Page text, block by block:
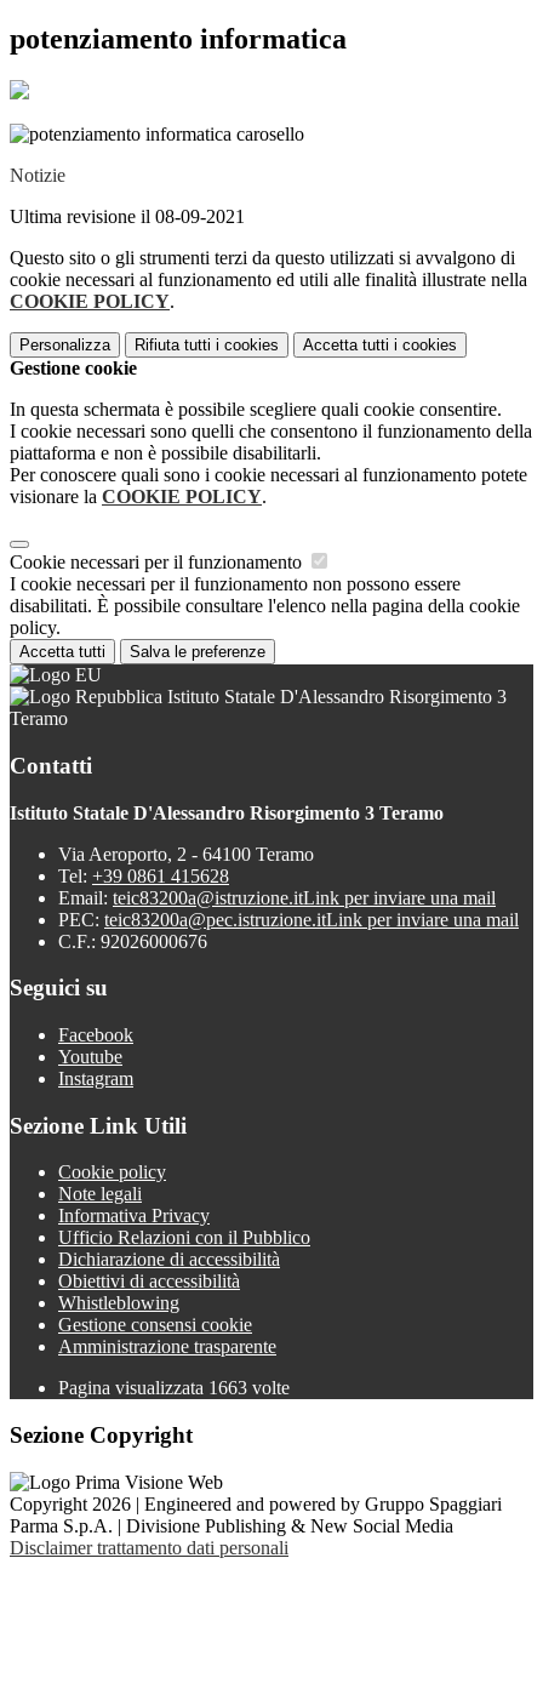
potenziamento informatica
Notizie
Ultima revisione il 08-09-2021
Questo sito o gli strumenti terzi da questo utilizzati si avvalgono di
cookie necessari al funzionamento ed utili alle finalità illustrate nella
COOKIE POLICY.
Personalizza Rifiuta tutti i cookies Accetta tutti i cookies
Gestione cookie
In questa schermata è possibile scegliere quali cookie consentire.
I cookie necessari sono quelli che consentono il funzionamento della
piattaforma e non è possibile disabilitarli.
Per conoscere quali sono i cookie necessari al funzionamento potete
visionare la COOKIE POLICY.
Cookie necessari per il funzionamento
I cookie necessari per il funzionamento non possono essere
disabilitati. È possibile consultare l'elenco nella pagina della cookie
policy.
Accetta tutti Salva le preferenze
Istituto Statale D'Alessandro Risorgimento 3
Teramo
Contatti
Istituto Statale D'Alessandro Risorgimento 3 Teramo
Via Aeroporto, 2 - 64100 Teramo
Tel: +39 0861 415628
Email: teic83200a@istruzione.itLink per inviare una mail
PEC: teic83200a@pec.istruzione.itLink per inviare una mail
C.F.: 92026000676
Seguici su
Facebook
Youtube
Instagram
Sezione Link Utili
Cookie policy
Note legali
Informativa Privacy
Ufficio Relazioni con il Pubblico
Dichiarazione di accessibilità
Obiettivi di accessibilità
Whistleblowing
Gestione consensi cookie
Amministrazione trasparente
Pagina visualizzata 1663 volte
Sezione Copyright
Copyright 2026 | Engineered and powered by Gruppo Spaggiari
Parma S.p.A. | Divisione Publishing & New Social Media
Disclaimer trattamento dati personali